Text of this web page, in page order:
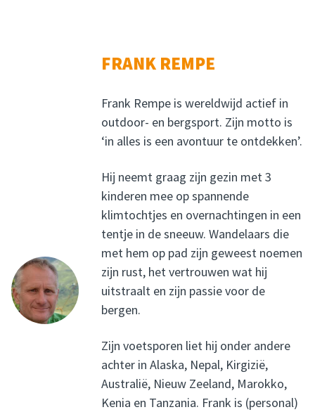
FRANK REMPE
Frank Rempe is wereldwijd actief in
outdoor- en bergsport. Zijn motto is
‘in alles is een avontuur te ontdekken’.
Hij neemt graag zijn gezin met 3
kinderen mee op spannende
klimtochtjes en overnachtingen in een
tentje in de sneeuw. Wandelaars die
met hem op pad zijn geweest noemen
zijn rust, het vertrouwen wat hij
uitstraalt en zijn passie voor de
bergen.
Zijn voetsporen liet hij onder andere
achter in Alaska, Nepal, Kirgizië,
Australië, Nieuw Zeeland, Marokko,
Kenia en Tanzania. Frank is (personal)